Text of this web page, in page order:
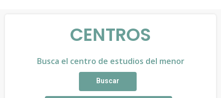
CENTROS
Busca el centro de estudios del menor
Buscar